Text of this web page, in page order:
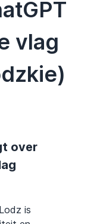
vlag
over
is